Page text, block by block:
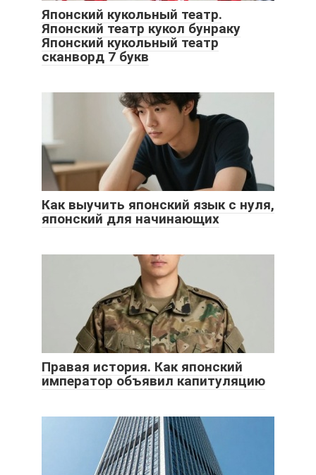
Японский кукольный театр.
Японский театр кукол бунраку
Японский кукольный театр
сканворд 7 букв
Как выучить японский язык с нуля,
японский для начинающих
Правая история. Как японский
император объявил капитуляцию